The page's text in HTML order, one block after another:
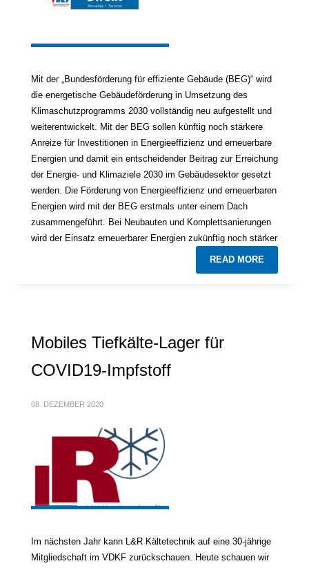
Mit der „Bundesförderung für effiziente Gebäude (BEG)“ wird
die energetische Gebäudeförderung in Umsetzung des
Klimaschutzprogramms 2030 vollständig neu aufgestellt und
weiterentwickelt. Mit der BEG sollen künftig noch stärkere
Anreize für Investitionen in Energieeffizienz und erneuerbare
Energien und damit ein entscheidender Beitrag zur Erreichung
der Energie- und Klimaziele 2030 im Gebäudesektor gesetzt
werden. Die Förderung von Energieeffizienz und erneuerbaren
Energien wird mit der BEG erstmals unter einem Dach
zusammengeführt. Bei Neubauten und Komplettsanierungen
wird der Einsatz erneuerbarer Energien zukünftig noch stärker
READ MORE
Mobiles Tiefkälte-Lager für
COVID19-Impfstoff
08. DEZEMBER 2020
Im nächsten Jahr kann L&R Kältetechnik auf eine 30-jährige
Mitgliedschaft im VDKF zurückschauen. Heute schauen wir